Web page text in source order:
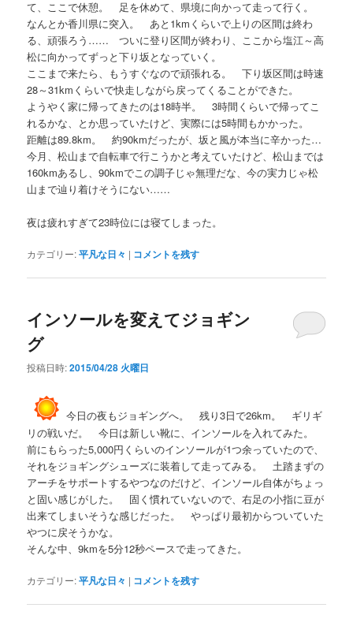
て、ここで休憩。 足を休めて、県境に向かって走って行く。
なんとか香川県に突入。 あと1kmくらいで上りの区間は終わ
る、頑張ろう…… ついに登り区間が終わり、ここから塩江～高
松に向かってずっと下り坂となっていく。
ここまで来たら、もうすぐなので頑張れる。 下り坂区間は時速
28～31kmくらいで快走しながら戻ってくることができた。
ようやく家に帰ってきたのは18時半。 3時間くらいで帰ってこ
れるかな、とか思っていたけど、実際には5時間もかかった。
距離は89.8km。 約90kmだったが、坂と風が本当に辛かった…
今月、松山まで自転車で行こうかと考えていたけど、松山までは
160kmあるし、90kmでこの調子じゃ無理だな、今の実力じゃ松
山まで辿り着けそうにない……
夜は疲れすぎて23時位には寝てしまった。
カテゴリー:平凡な日々 | コメントを残す
インソールを変えてジョギン
グ
投稿日時:2015/04/28 火曜日
今日の夜もジョギングへ。 残り3日で26km。 ギリギ
リの戦いだ。 今日は新しい靴に、インソールを入れてみた。
前にもらった5,000円くらいのインソールが1つ余っていたので、
それをジョギングシューズに装着して走ってみる。 土踏まずの
アーチをサポートするやつなのだけど、インソール自体がちょっ
と固い感じがした。 固く慣れていないので、右足の小指に豆が
出来てしまいそうな感じだった。 やっぱり最初からついていた
やつに戻そうかな。
そんな中、9kmを5分12秒ペースで走ってきた。
カテゴリー:平凡な日々 | コメントを残す